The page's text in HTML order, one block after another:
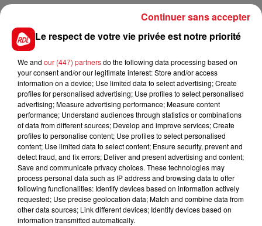
FIL D'ACTUS
15 juillet 2026
BÉTHUNE: ENQUÊTE POUR HOMICIDE
VOLONTAIRE EN COURS, APRÈS LA...
Selon les premiers éléments, le logement servait
à des prostituées
Le respect de votre vie privée est notre priorité
We and our (447) partnersdo the following data processing based on
your consent and/or our legitimate interest: Store and/or access
information on a device; Use limited data to select advertising; Create
profiles for personalised advertising; Use profiles to select personalised
advertising; Measure advertising performance; Measure content
performance; Understand audiences through statistics or combinations
of data from different sources; Develop and improve services; Create
profiles to personalise content; Use profiles to select personalised
content; Use limited data to select content; Ensure security, prevent and
detect fraud, and fix errors; Deliver and present advertising and content;
Save and communicate privacy choices. These technologies may
process personal data such as IP address and browsing data to offer
following functionalities: Identify devices based on information actively
requested; Use precise geolocation data; Match and combine data from
other data sources; Link different devices; Identify devices based on
information transmitted automatically.
Continuer sans accepter